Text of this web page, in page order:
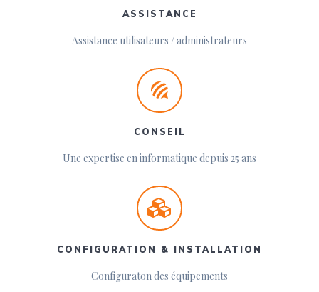
ASSISTANCE
Assistance utilisateurs / administrateurs
CONSEIL
Une expertise en informatique depuis 25 ans
CONFIGURATION & INSTALLATION
Configuraton des équipements